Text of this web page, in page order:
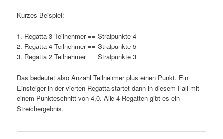
Kurzes Beispiel:
1. Regatta 3 Teilnehmer == Strafpunkte 4
2. Regatta 4 Teilnehmer == Strafpunkte 5
3. Regatta 2 Teilnehmer == Strafpunkte 3
Das bedeutet also Anzahl Teilnehmer plus einen Punkt. Ein
Einsteiger in der vierten Regatta startet dann in diesem Fall mit
einem Punkteschnitt von 4,0. Alle 4 Regatten gibt es ein
Streichergebnis.